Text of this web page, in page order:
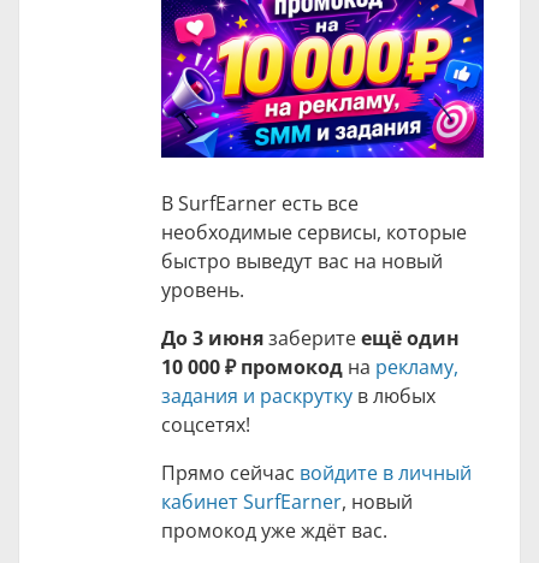
В SurfEarner есть все
необходимые сервисы, которые
быстро выведут вас на новый
уровень.
До 3 июнязаберитеещё один
10 000 ₽ промокод на рекламу,
задания и раскрутку в любых
соцсетях!
Прямо сейчас войдите в личный
кабинет SurfEarner, новый
промокод уже ждёт вас.